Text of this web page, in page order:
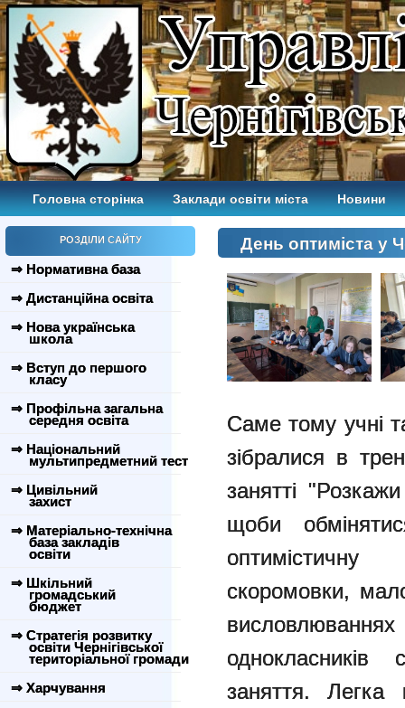
Головна сторінка Заклади освіти міста Новини
РОЗДІЛИ САЙТУ
⇒ Нормативна база
⇒ Дистанційна освіта
⇒ Нова українська
школа
⇒ Вступ до першого
класу
⇒ Профільна загальна
середня освіта
⇒ Національний
мультипредметний тест
⇒ Цивільний
захист
⇒ Матеріально-технічна
база закладів
освіти
⇒ Шкільний
громадський
бюджет
⇒ Стратегія розвитку
освіти Чернігівської
територіальної громади
⇒ Харчування
День оптиміста у
Саме тому учні
зібралися в
занятті
щоби
скоромовки,
заняття. Легка